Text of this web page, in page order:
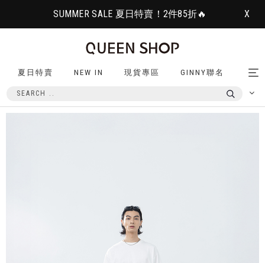
SUMMER SALE 夏日特賣！2件85折🔥 X
夏日特賣 NEW IN 現貨專區 GINNY聯名